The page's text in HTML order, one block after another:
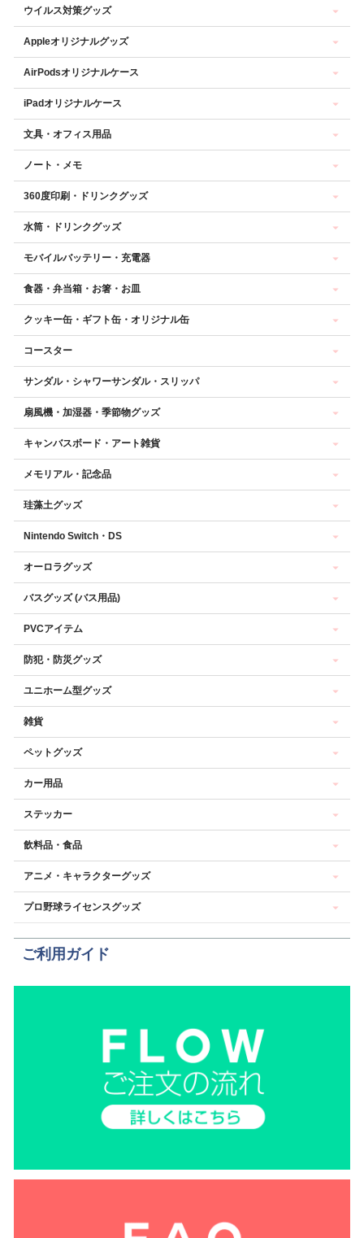
ウイルス対策グッズ
Appleオリジナルグッズ
AirPodsオリジナルケース
iPadオリジナルケース
文具・オフィス用品
ノート・メモ
360度印刷・ドリンクグッズ
水筒・ドリンクグッズ
モバイルバッテリー・充電器
食器・弁当箱・お箸・お皿
クッキー缶・ギフト缶・オリジナル缶
コースター
サンダル・シャワーサンダル・スリッパ
扇風機・加湿器・季節物グッズ
キャンバスボード・アート雑貨
メモリアル・記念品
珪藻土グッズ
Nintendo Switch・DS
オーロラグッズ
バスグッズ (バス用品)
PVCアイテム
防犯・防災グッズ
ユニホーム型グッズ
雑貨
ペットグッズ
カー用品
ステッカー
飲料品・食品
アニメ・キャラクターグッズ
プロ野球ライセンスグッズ
ご利用ガイド